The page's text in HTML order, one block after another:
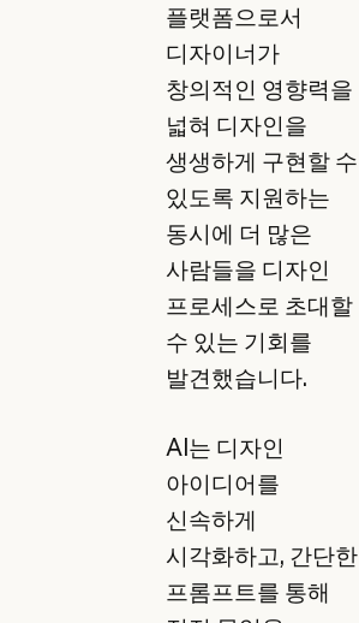
플랫폼으로서
디자이너가
창의적인 영향력을
넓혀 디자인을
생생하게 구현할 수
있도록 지원하는
동시에 더 많은
사람들을 디자인
프로세스로 초대할
수 있는 기회를
발견했습니다.
AI는 디자인
아이디어를
신속하게
시각화하고, 간단한
프롬프트를 통해